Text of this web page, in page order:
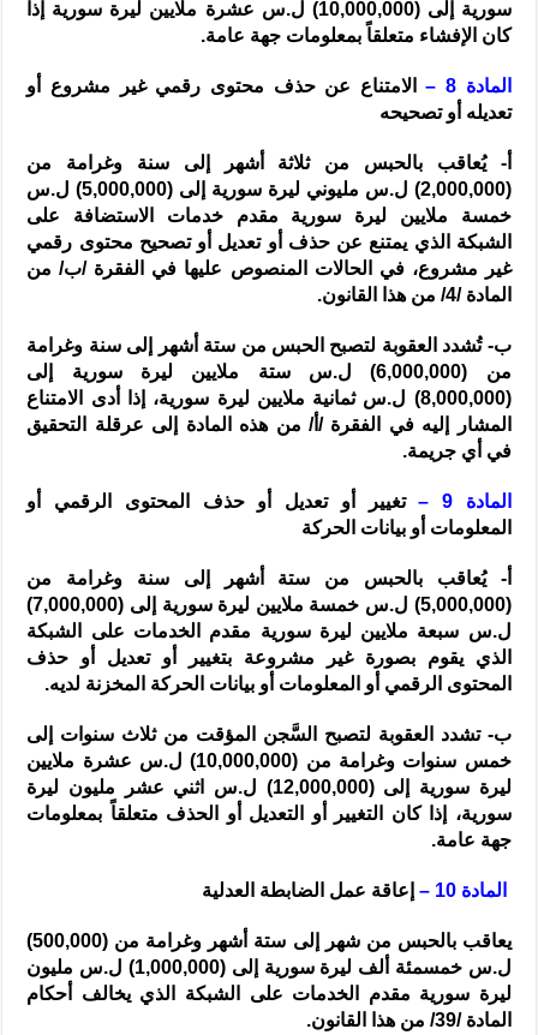
سورية إلى (10,000,000) ل.س عشرة ملايين ليرة سورية إذا
كان الإفشاء متعلقاً بمعلومات جهة عامة.
المادة 8 –
الامتناع عن حذف محتوى رقمي غير مشروع أو
تعديله أو تصحيحه
أ- يُعاقب بالحبس من ثلاثة أشهر إلى سنة وغرامة من
(2,000,000) ل.س مليوني ليرة سورية إلى (5,000,000) ل.س
خمسة ملايين ليرة سورية مقدم خدمات الاستضافة على
الشبكة الذي يمتنع عن حذف أو تعديل أو تصحيح محتوى رقمي
غير مشروع، في الحالات المنصوص عليها في الفقرة /ب/ من
المادة /4/ من هذا القانون.
ب- تُشدد العقوبة لتصبح الحبس من ستة أشهر إلى سنة وغرامة
من (6,000,000) ل.س ستة ملايين ليرة سورية إلى
(8,000,000) ل.س ثمانية ملايين ليرة سورية، إذا أدى الامتناع
المشار إليه في الفقرة /أ/ من هذه المادة إلى عرقلة التحقيق
في أي جريمة.
المادة 9 –
تغيير أو تعديل أو حذف المحتوى الرقمي أو
المعلومات أو بيانات الحركة
أ- يُعاقب بالحبس من ستة أشهر إلى سنة وغرامة من
(5,000,000) ل.س خمسة ملايين ليرة سورية إلى (7,000,000)
ل.س سبعة ملايين ليرة سورية مقدم الخدمات على الشبكة
الذي يقوم بصورة غير مشروعة بتغيير أو تعديل أو حذف
المحتوى الرقمي أو المعلومات أو بيانات الحركة المخزنة لديه.
ب- تشدد العقوبة لتصبح السَّجن المؤقت من ثلاث سنوات إلى
خمس سنوات وغرامة من (10,000,000) ل.س عشرة ملايين
ليرة سورية إلى (12,000,000) ل.س اثني عشر مليون ليرة
سورية، إذا كان التغيير أو التعديل أو الحذف متعلقاً بمعلومات
جهة عامة.
المادة 10 – إعاقة عمل الضابطة العدلية
يعاقب بالحبس من شهر إلى ستة أشهر وغرامة من (500,000)
ل.س خمسمئة ألف ليرة سورية إلى (1,000,000) ل.س مليون
ليرة سورية مقدم الخدمات على الشبكة الذي يخالف أحكام
المادة /39/ من هذا القانون.